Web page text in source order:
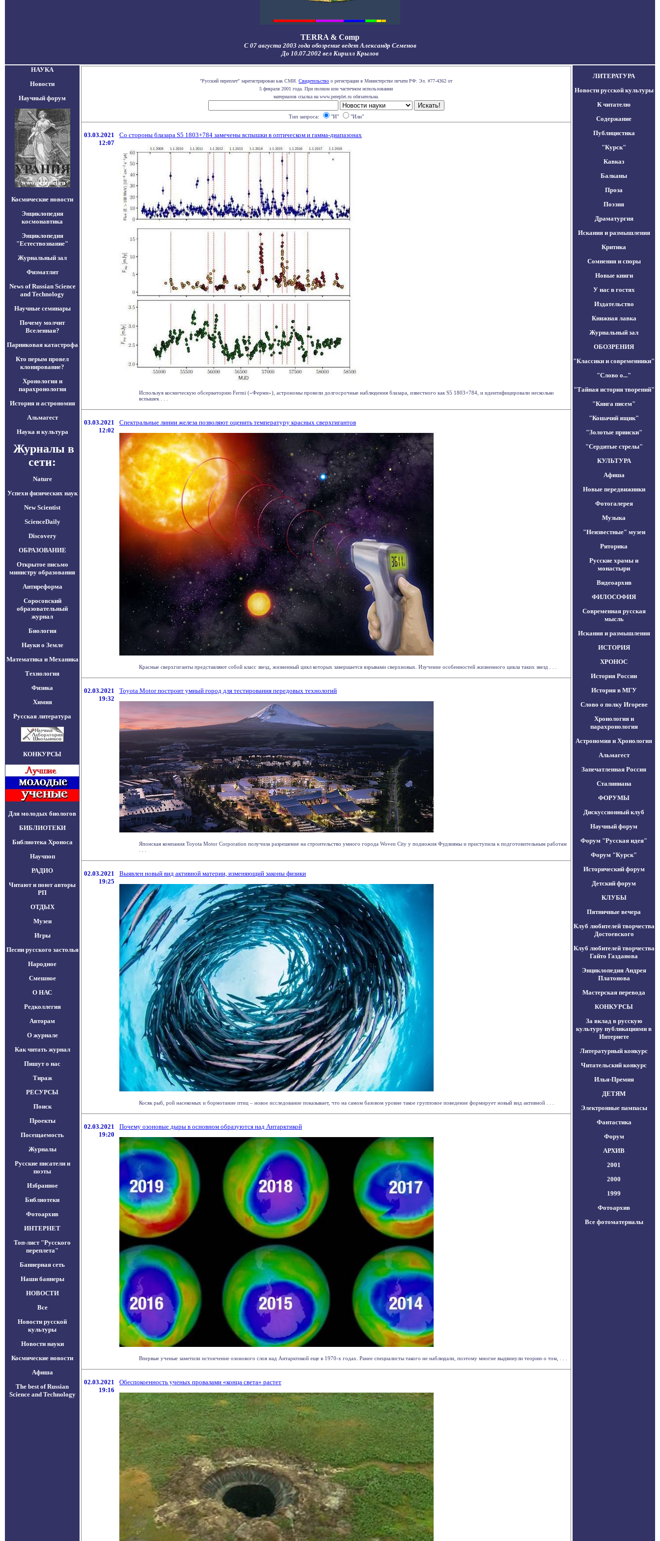
TERRA & Comp
С 07 августа 2003 года обозрение ведет Александр Семенов
До 10.07.2002 вел Кирилл Крылов
НАУКА
Новости
Научный форум
Космические новости
Энциклопедия
космонавтика
Энциклопедия
"Естествознание"
Журнальный зал
Физматлит
News of Russian Science
and Technology
Научные семинары
Почему молчит
Вселенная?
Парниковая катастрофа
Кто перым провел
клонирование?
Хронология и
парахронология
История и астрономия
Альмагест
Наука и культура
Журналы в
сети:
Nature
Успехи физических наук
New Scientist
ScienceDaily
Discovery
ОБРАЗОВАНИЕ
Открытое письмо
министру образования
Антиреформа
Соросовский
образовательный
журнал
Биология
Науки о Земле
Математика и Механика
Технология
Физика
Химия
Русская литература
КОНКУРСЫ
Для молодых биологов
БИБЛИОТЕКИ
Библиотека Хроноса
Научпоп
РАДИО
Читают и поют авторы
РП
ОТДЫХ
Музеи
Игры
Песни русского застолья
Народное
Смешное
О НАС
Редколлегия
Авторам
О журнале
Как читать журнал
Пишут о нас
Тираж
РЕСУРСЫ
Поиск
Проекты
Посещаемость
Журналы
Русские писатели и
поэты
Избранное
Библиотеки
Фотоархив
ИНТЕРНЕТ
Топ-лист "Русского
переплета"
Баннерная сеть
Наши баннеры
НОВОСТИ
Все
Новости русской
культуры
Новости науки
Космические новости
Афиша
The best of Russian
Science and Technology
"Русский переплет" зарегистрирован как СМИ. Свидетельство о регистрации в Министерстве печати РФ: Эл. #77-4362 от
5 февраля 2001 года. При полном или частичном использовании
материалов ссылка на www.pereplet.ru обязательна.
Тип запроса: "И" "Или"
03.03.2021
12:07
Со стороны блазара S5 1803+784 замечены вспышки в оптическом и гамма-диапазонах
Используя космическую обсерваторию Fermi («Ферми»), астрономы провели долгосрочные наблюдения блазара, известного как S5 1803+784, и идентифицировали несколько
вспышек . . .
03.03.2021
12:02
Спектральные линии железа позволяют оценить температуру красных сверхгигантов
Красные сверхгиганты представляют собой класс звезд, жизненный цикл которых завершается взрывами сверхновых. Изучение особенностей жизненного цикла таких звезд . . .
02.03.2021
19:32
Toyota Motor построит умный город для тестирования передовых технологий
Японская компания Toyota Motor Corporation получила разрешение на строительство умного города Woven City у подножия Фудзиямы и приступила к подготовительным работам
02.03.2021
19:25
Выявлен новый вид активной материи, изменяющий законы физики
Косяк рыб, рой насекомых и бормотание птиц – новое исследование показывает, что на самом базовом уровне такое групповое поведение формирует новый вид активной . . .
02.03.2021
19:20
Почему озоновые дыры в основном образуются над Антарктикой
Впервые ученые заметили истончение озонового слоя над Антарктикой еще в 1970-х годах. Ранее специалисты такого не наблюдали, поэтому многие выдвинули теорию о том, . . .
02.03.2021
19:16
Обеспокоенность ученых провалами «конца света» растет
ЛИТЕРАТУРА
Новости русской культуры
К читателю
Содержание
Публицистика
"Курск"
Кавказ
Балканы
Проза
Поэзия
Драматургия
Искания и размышления
Критика
Сомнения и споры
Новые книги
У нас в гостях
Издательство
Книжная лавка
Журнальный зал
ОБОЗРЕНИЯ
"Классики и современники"
"Слово о..."
"Тайная история творений"
"Книга писем"
"Кошачий ящик"
"Золотые прииски"
"Сердитые стрелы"
КУЛЬТУРА
Афиша
Новые передвижники
Фотогалерея
Музыка
"Неизвестные" музеи
Риторика
Русские храмы и
монастыри
Видеоархив
ФИЛОСОФИЯ
Современная русская
мысль
Искания и размышления
ИСТОРИЯ
ХРОНОС
История России
История в МГУ
Слово о полку Игореве
Хронология и
парахронология
Астрономия и Хронология
Альмагест
Запечатленная Россия
Сталиниана
ФОРУМЫ
Дискуссионный клуб
Научный форум
Форум "Русская идея"
Форум "Курск"
Исторический форум
Детский форум
КЛУБЫ
Пятничные вечера
Клуб любителей творчества
Достоевского
Клуб любителей творчества
Гайто Газданова
Энциклопедия Андрея
Платонова
Мастерская перевода
КОНКУРСЫ
За вклад в русскую
культуру публикациями в
Интернете
Литературный конкурс
Читательский конкурс
Илья-Премия
ДЕТЯМ
Электронные пампасы
Фантастика
Форум
АРХИВ
2001
2000
1999
Фотоархив
Все фотоматериалы